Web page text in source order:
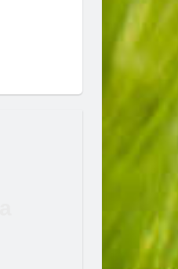
Glenn Hughes прекратява
турнетата и